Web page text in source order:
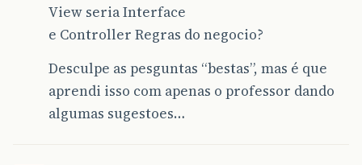
View seria Interface
e Controller Regras do negocio?
Desculpe as pesguntas “bestas”, mas é que
aprendi isso com apenas o professor dando
algumas sugestoes…